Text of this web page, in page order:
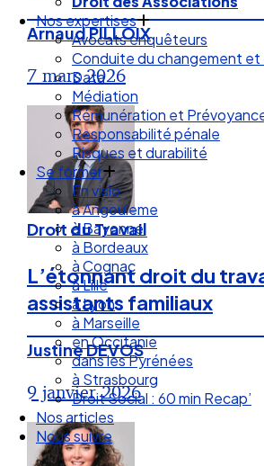
Droit des Associations
Nos expertises
Avocats enquêteurs
Conduite du changement et
Data
Médiation
Rémunération et Prévoyance
Responsabilité pénale
Risques et durabilité
Se former
En visio
à Angouleme
à Bayonne
à Bordeaux
à Cognac
à Lille
à Lyon
à Marseille
en Occitanie
dans les Pyrénées
à Strasbourg
Droit Social : 60 min Recap’
Nos articles
Nous suivre
Arnaud PILLOIX
7 mars 2026
Droit du Travail
L’étonnant droit du
assistants familiaux
Justine DEVOS
9 janvier 2026